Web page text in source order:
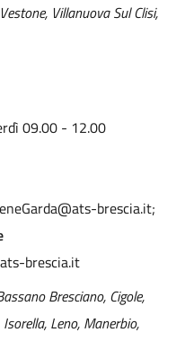
Villanuova Sul Clisi,
09.00 - 12.00
brescia.it;
brescia.it
Bresciano, Cigole,
Leno, Manerbio,